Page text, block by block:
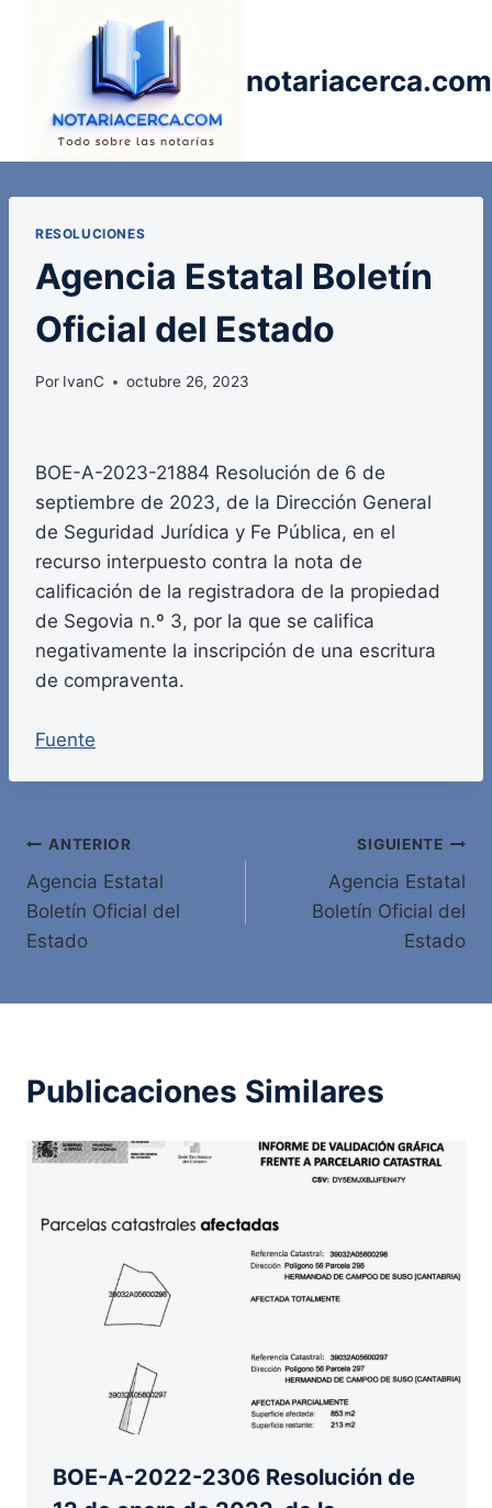
notariacerca.com
RESOLUCIONES
Agencia Estatal Boletín
Oficial del Estado
Por IvanC octubre 26, 2023
BOE-A-2023-21884 Resolución de 6 de
septiembre de 2023, de la Dirección General
de Seguridad Jurídica y Fe Pública, en el
recurso interpuesto contra la nota de
calificación de la registradora de la propiedad
de Segovia n.º 3, por la que se califica
negativamente la inscripción de una escritura
de compraventa.
Fuente
Navegación
de
entradas
ANTERIOR
Agencia Estatal
Boletín Oficial del
Estado
SIGUIENTE
Agencia Estatal
Boletín Oficial del
Estado
Publicaciones Similares
BOE-A-2022-2306 Resolución de